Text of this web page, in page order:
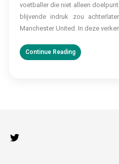
voetballer die niet alleen
blijvende indruk zou
Manchester United. In deze
Continue Reading